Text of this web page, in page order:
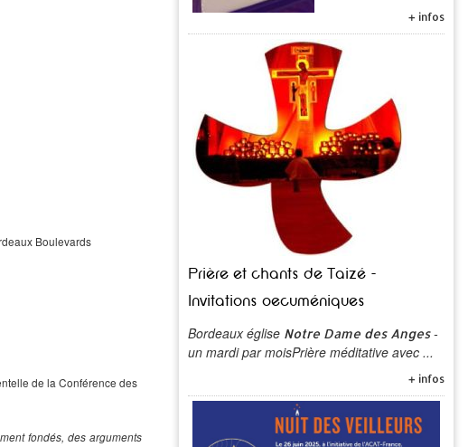
Boulevards
de la Conférence des
fondés, des arguments
+ infos
Prière et chants de Taizé -
Invitations oecuméniques
Bordeaux église Notre Dame des Anges-
un mardi par moisPrière méditative avec ...
+ infos